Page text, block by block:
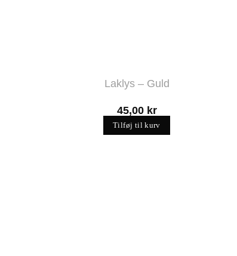
Laklys – Guld
45,00 kr
Tilføj til kurv